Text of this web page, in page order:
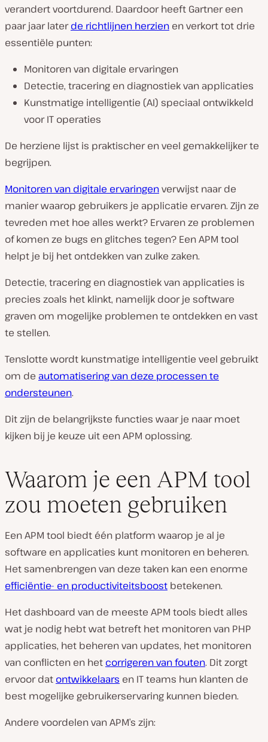
verandert voortdurend. Daardoor heeft Gartner een
paar jaar laterde richtlijnen herzien en verkort tot drie
essentiële punten:
Monitoren van digitale ervaringen
Detectie, tracering en diagnostiek van applicaties
Kunstmatige intelligentie (AI) speciaal ontwikkeld
voor IT operaties
De herziene lijst is praktischer en veel gemakkelijker te
begrijpen.
Monitoren van digitale ervaringenverwijst naar de
manier waarop gebruikers je applicatie ervaren. Zijn ze
tevreden met hoe alles werkt? Ervaren ze problemen
of komen ze bugs en glitches tegen? Een APM tool
helpt je bij het ontdekken van zulke zaken.
Detectie, tracering en diagnostiek van applicaties is
precies zoals het klinkt, namelijk door je software
graven om mogelijke problemen te ontdekken en vast
te stellen.
Tenslotte wordt kunstmatige intelligentie veel gebruikt
om de automatisering van deze processen te
ondersteunen.
Dit zijn de belangrijkste functies waar je naar moet
kijken bij je keuze uit een APM oplossing.
Waarom je een APM tool
zou moeten gebruiken
Een APM tool biedt één platform waarop je al je
software en applicaties kunt monitoren en beheren.
Het samenbrengen van deze taken kan een enorme
efficiëntie- en productiviteitsboost betekenen.
Het dashboard van de meeste APM tools biedt alles
wat je nodig hebt wat betreft het monitoren van PHP
applicaties, het beheren van updates, het monitoren
van conflicten en het corrigeren van fouten. Dit zorgt
ervoor dat ontwikkelaars en IT teams hun klanten de
best mogelijke gebruikerservaring kunnen bieden.
Andere voordelen van APM’s zijn: